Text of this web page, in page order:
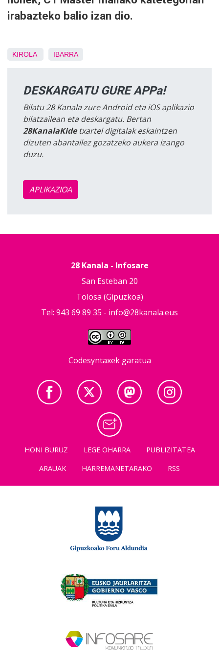
irabazteko balio izan dio.
KIROLA IBARRA
DESKARGATU GURE APPa!
Bilatu 28 Kanala zure Android eta iOS aplikazio
bilatzailean eta deskargatu. Bertan
28KanalaKidetxartel digitalak eskaintzen
dizuten abantailez gozatzeko aukera izango
duzu.
APLIKAZIOA
28 Kanala - Infosare
San Esteban 20
Tolosa (Gipuzkoa)
Tel: 943 69 89 35 - info@28kanala.eus
Codesyntaxek garatua
HONI BURUZ LEGE OHARRA
PUBLIZITATEA
ARAUAK
HARREMANETARAKO RSS